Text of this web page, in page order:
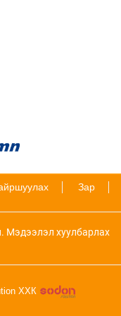
Зар
Мэдээлэл хуулбарлах
ХХК